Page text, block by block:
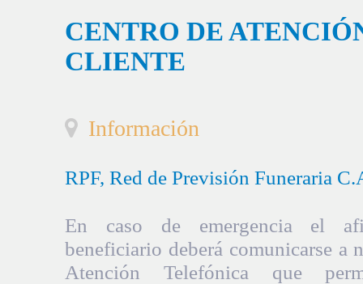
CENTRO DE
CLIENTE
Información
RPF, Red de Previsión Funeraria
En caso de emergencia el
beneficiario deberá comunicarse a
Atención Telefónica que